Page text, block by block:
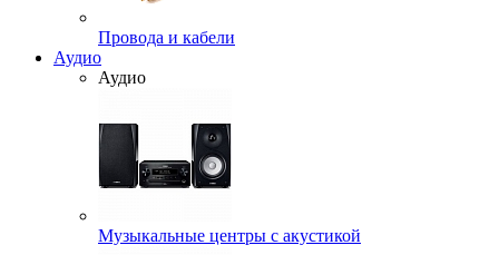
Провода и кабели
Аудио
Аудио
Музыкальные центры с акустикой